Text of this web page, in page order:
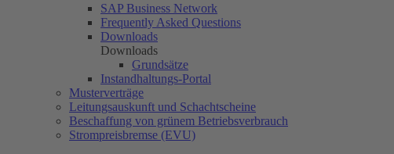
SAP Business Network
Frequently Asked Questions
Downloads
Downloads
Grundsätze
Instandhaltungs-Portal
Musterverträge
Leitungsauskunft und Schachtscheine
Beschaffung von grünem Betriebsverbrauch
Strompreisbremse (EVU)